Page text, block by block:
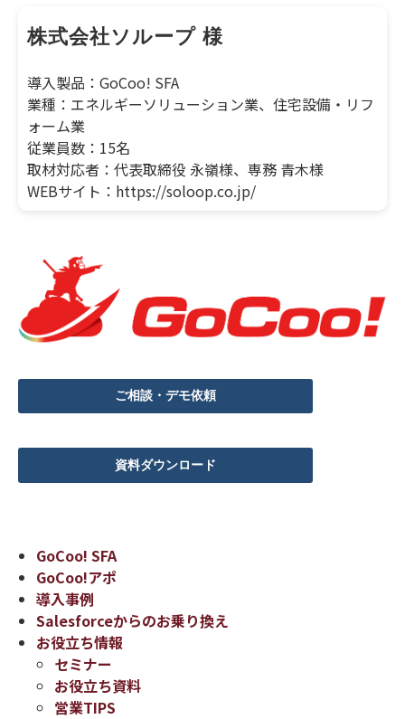
株式会社ソループ 様
導入製品：GoCoo! SFA
業種：エネルギーソリューション業、住宅設備・リフ
ォーム業
従業員数：15名
取材対応者：代表取締役 永嶺様、専務 青木様
WEBサイト：https://soloop.co.jp/
ご相談・デモ依頼
資料ダウンロード
GoCoo! SFA
GoCoo!アポ
導入事例
Salesforceからのお乗り換え
お役立ち情報
セミナー
お役立ち資料
営業TIPS